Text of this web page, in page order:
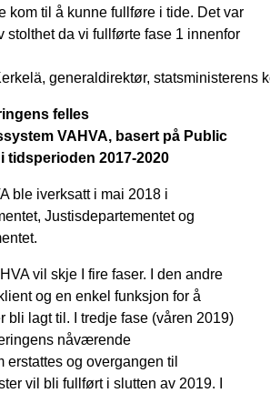
kom til å kunne fullføre i tide. Det var
stolthet da vi fullførte fase 1 innenfor
generaldirektør, statsministerens
felles
VAHVA, basert på Public
tidsperioden 2017-2020
ble iverksatt i mai 2018 i
Justisdepartementet og
vil skje I fire faser. I den andre
og en enkel funksjon for å
bli lagt til. I tredje fase (våren 2019)
nåværende
erstattes og overgangen til
vil bli fullført i slutten av 2019. I